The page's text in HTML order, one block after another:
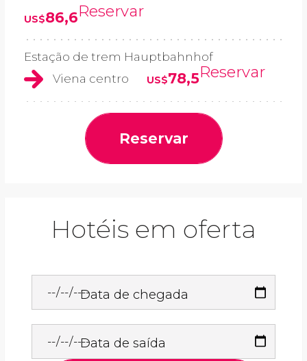
US$86,6Reservar
Estação de trem Hauptbahnhof
Viena centro
US$78,5Reservar
Reservar
Hotéis em oferta
Data de chegada
Data de saída